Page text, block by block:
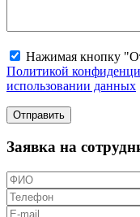
Нажимая кнопку
Политикой
использовании данных
Отправить
Заявка на